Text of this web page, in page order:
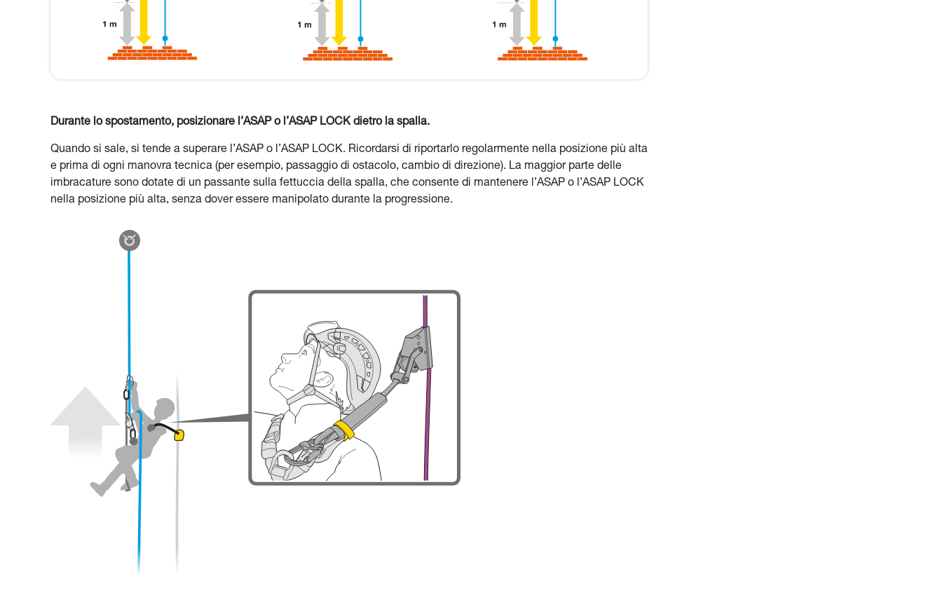
Durante lo spostamento, posizionare l’ASAP o l’ASAP LOCK dietro la spalla.
Quando si sale, si tende a superare l’ASAP o l’ASAP LOCK. Ricordarsi di riportarlo regolarmente nella posizione più alta
e prima di ogni manovra tecnica (per esempio, passaggio di ostacolo, cambio di direzione). La maggior parte delle
imbracature sono dotate di un passante sulla fettuccia della spalla, che consente di mantenere l’ASAP o l’ASAP LOCK
nella posizione più alta, senza dover essere manipolato durante la progressione.